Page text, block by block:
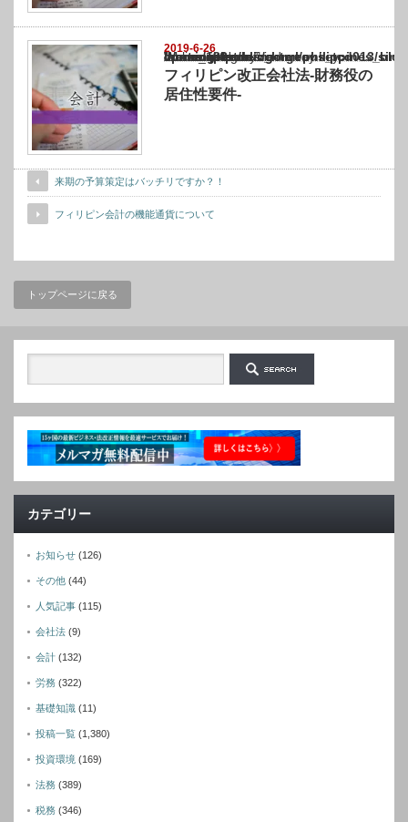
2019-6-26
Warning
: Undefined array key "show_category" in
/home/netst/kuno-cpa.co.jp/public_html/philippines_blog/wp-content/themes/
on line183
フィリピン改正会社法-財務役の
居住性要件-
来期の予算策定はバッチリですか？！
フィリピン会計の機能通貨について
トップページに戻る
カテゴリー
お知らせ (126)
その他 (44)
人気記事 (115)
会社法 (9)
会計 (132)
労務 (322)
基礎知識 (11)
投稿一覧 (1,380)
投資環境 (169)
法務 (389)
税務 (346)